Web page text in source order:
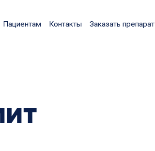
Пациентам Контакты Заказать препарат